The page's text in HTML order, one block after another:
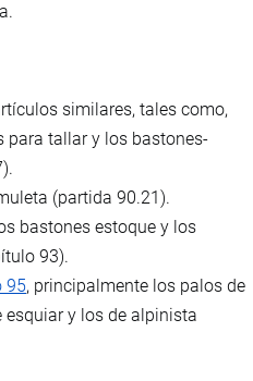
similares, tales como,
para tallar y los bastones-
(partida 90.21).
bastones estoque y los
93).
95, principalmente los palos de
esquiar y los de alpinista